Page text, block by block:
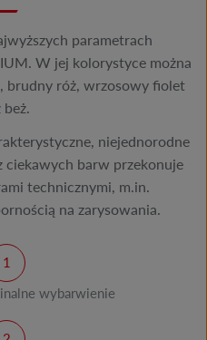
parametrach
W jej kolorystyce można
brudny róż, wrzosowy fiolet
beż.
niejednorodne
barw przekonuje
technicznymi, m.in.
na zarysowania.
wybarwienie